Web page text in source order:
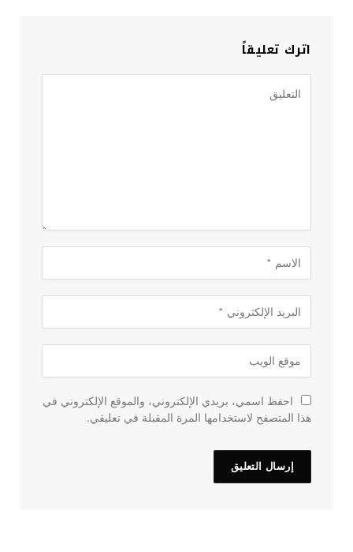
اترك تعليقاً
احفظ اسمي، بريدي الإلكتروني، والموقع الإلكتروني في
هذا المتصفح لاستخدامها المرة المقبلة في تعليقي.